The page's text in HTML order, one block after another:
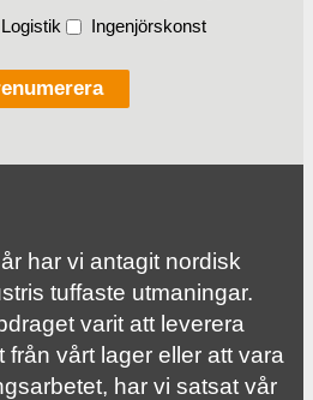
Ingenjörskonst
har vi antagit nordisk
tuffaste utmaningar.
varit att leverera
från vårt lager eller att vara
har vi satsat vår